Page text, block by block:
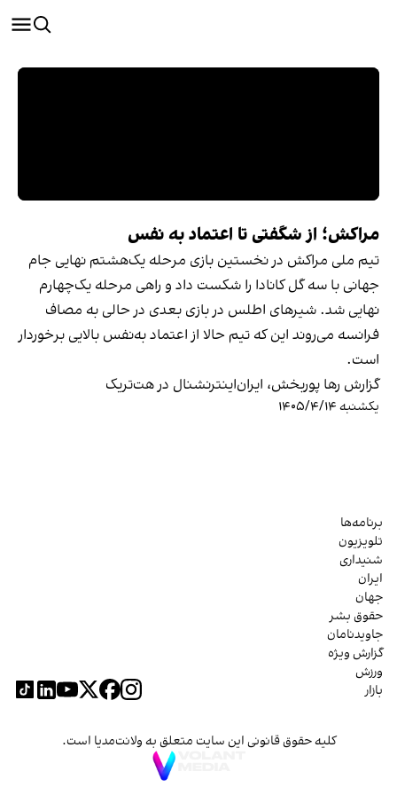
مراکش؛ از شگفتی تا اعتماد به‎‌‌ نفس
تیم ملی مراکش در نخستین بازی مرحله یک‌هشتم نهایی جام
جهانی با سه گل کانادا را شکست داد و راهی مرحله یک‌چهارم
نهایی شد. شیرهای اطلس در بازی بعدی در حالی به مصاف
فرانسه می‌روند این که تیم حالا از اعتماد به‌نفس بالایی برخوردار
است.
گزارش رها پوربخش، ایران‌اینترنشنال در هت‌تریک
یکشنبه ۱۴۰۵/۴/۱۴
برنامه‌ها
تلویزیون
شنیداری
ایران
جهان
حقوق بشر
جاویدنامان
گزارش ویژه
ورزش
بازار
کلیه حقوق قانونی این سایت متعلق به ولانت‌مدیا است.